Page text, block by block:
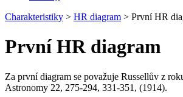
Charakteristiky > HR diagram > První HR
První HR diagram
Za první diagram se považuje Russellův z
Astronomy 22, 275-294, 331-351, (1914).